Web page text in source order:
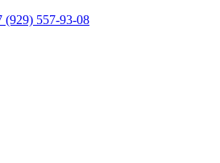
(929) 557-93-08